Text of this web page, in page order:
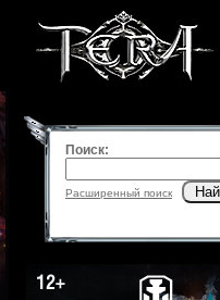
Поиск:
Расширенный поиск